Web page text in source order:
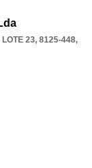
23, 8125-448,